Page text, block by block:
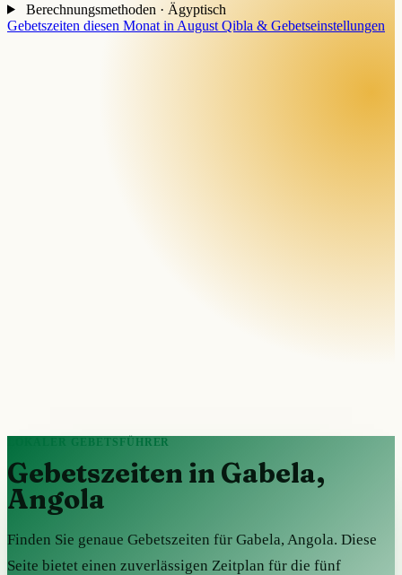
Berechnungsmethoden · Ägyptisch
Gebetszeiten diesen Monat in August Qibla & Gebetseinstellungen
LOKALER GEBETSFÜHRER
Gebetszeiten in Gabela,
Angola
Finden Sie genaue Gebetszeiten für Gabela, Angola. Diese
Seite bietet einen zuverlässigen Zeitplan für die fünf